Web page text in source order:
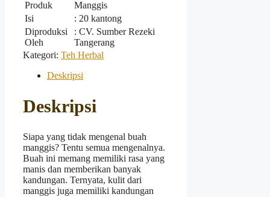
Produk
Manggis
Isi
: 20 kantong
Diproduksi
Oleh
: CV. Sumber Rezeki
Tangerang
Kategori: Teh Herbal
Deskripsi
Deskripsi
Siapa yang tidak mengenal buah
manggis? Tentu semua mengenalnya.
Buah ini memang memiliki rasa yang
manis dan memberikan banyak
kandungan. Ternyata, kulit dari
manggis juga memiliki kandungan